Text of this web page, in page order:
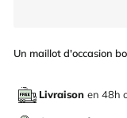
Un maillot d'occasion
Livraison en 48h